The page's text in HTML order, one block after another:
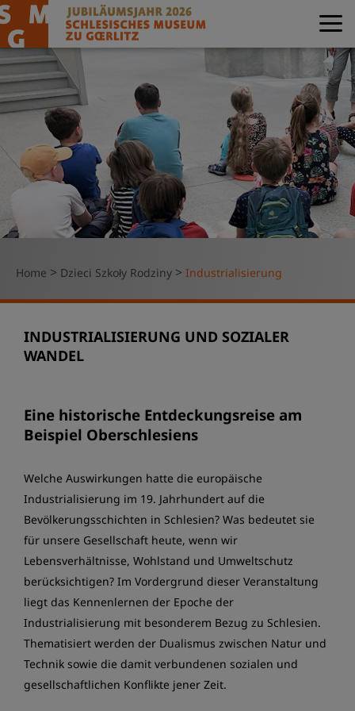
Home > Dzieci Szkoły Rodziny > Industrialisierung
INDUSTRIALISIERUNG UND SOZIALER
WANDEL
Eine historische Entdeckungsreise am
Beispiel Oberschlesiens
Welche Auswirkungen hatte die europäische
Industrialisierung im 19. Jahrhundert auf die
Bevölkerungsschichten in Schlesien? Was bedeutet sie
für unsere Gesellschaft heute, wenn wir
Lebensverhältnisse, Wohlstand und Umweltschutz
berücksichtigen? Im Vordergrund dieser Veranstaltung
liegt das Kennenlernen der Epoche der
Industrialisierung mit besonderem Bezug zu Schlesien.
Thematisiert werden der Dualismus zwischen Natur und
Technik sowie die damit verbundenen sozialen und
gesellschaftlichen Konflikte jener Zeit.